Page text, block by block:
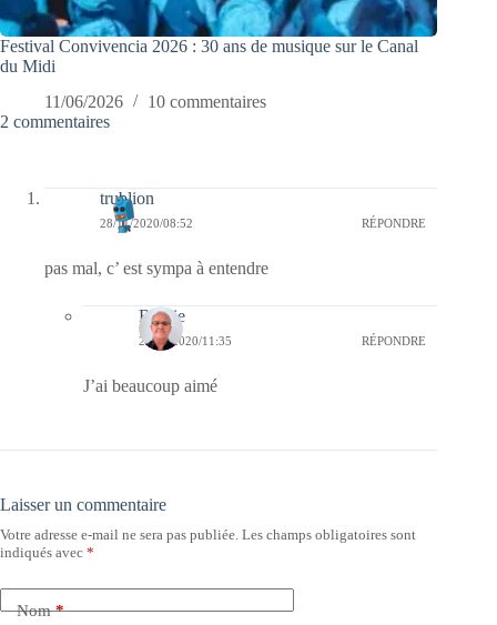
Festival Convivencia 2026 : 30 ans de musique sur le Canal
du Midi
11/06/2026
10 commentaires
2 commentaires
trublion
28/11/2020/08:52 RÉPONDRE
pas mal, c’ est sympa à entendre
Bernie
29/11/2020/11:35 RÉPONDRE
J’ai beaucoup aimé
Laisser un commentaire
Votre adresse e-mail ne sera pas publiée. Les champs obligatoires sont
indiqués avec *
Nom*